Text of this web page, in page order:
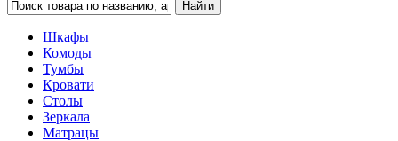
Шкафы
Комоды
Тумбы
Кровати
Столы
Зеркала
Матрацы